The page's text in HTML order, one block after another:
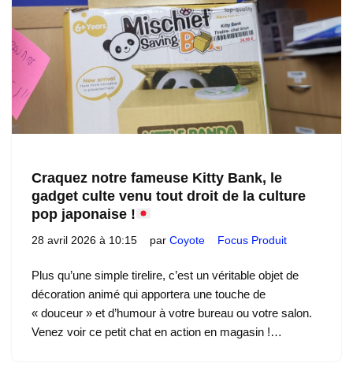
Craquez notre fameuse Kitty Bank, le
gadget culte venu tout droit de la culture
pop japonaise !
28 avril 2026 à 10:15 par Coyote Focus Produit
Plus qu’une simple tirelire, c’est un véritable objet de
décoration animé qui apportera une touche de
« douceur » et d’humour à votre bureau ou votre salon.
Venez voir ce petit chat en action en magasin !…